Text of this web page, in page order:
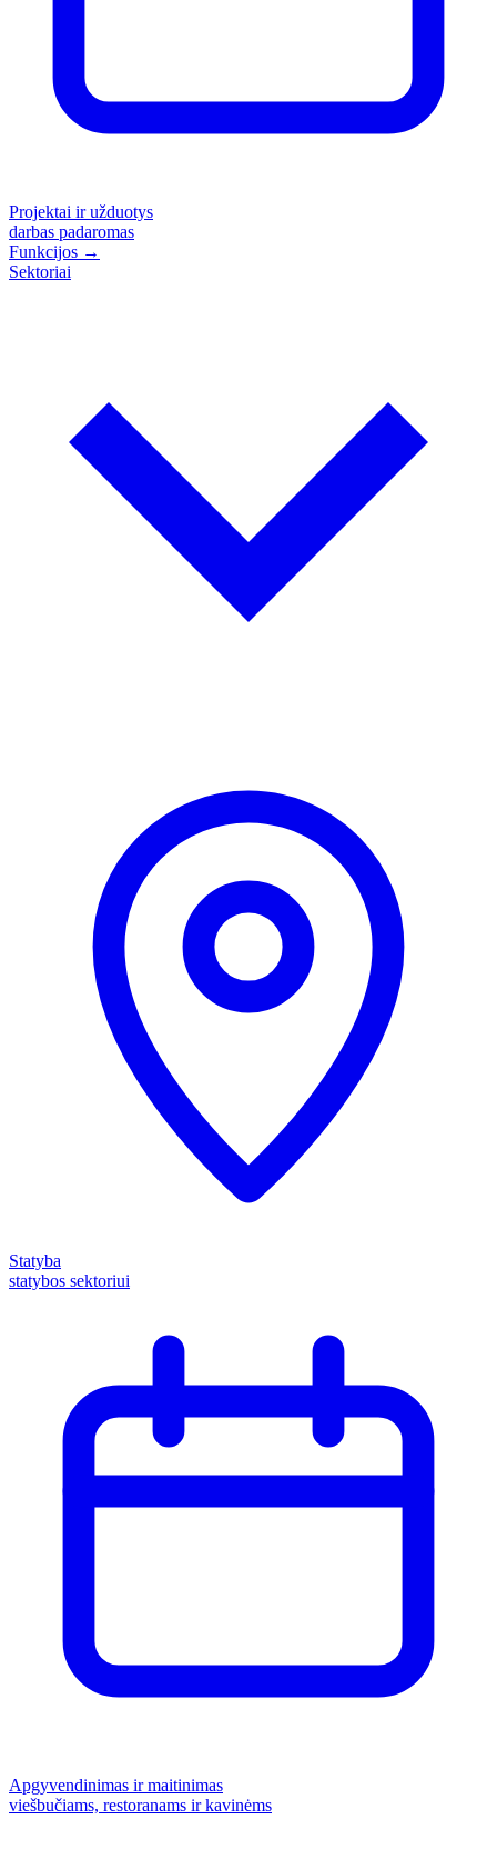
Projektai ir užduotys
darbas padaromas
Funkcijos →
Sektoriai
Statyba
statybos sektoriui
Apgyvendinimas ir maitinimas
viešbučiams, restoranams ir kavinėms